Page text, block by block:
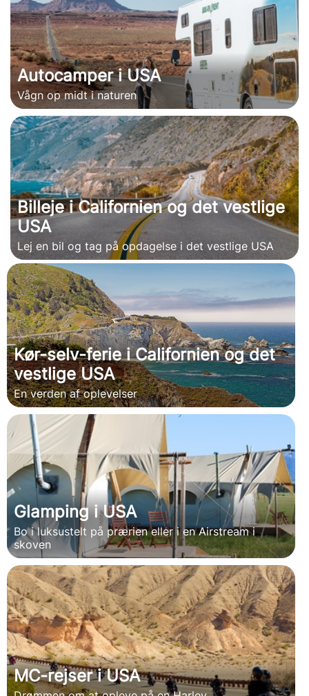
Autocamper i USA
Vågn op midt i naturen
Billeje i Californien og det vestlige
USA
Lej en bil og tag på opdagelse i det vestlige USA
Kør-selv-ferie i Californien og det
vestlige USA
En verden af oplevelser
Glamping i USA
Bo i luksustelt på prærien eller i en Airstream i
skoven
MC-rejser i USA